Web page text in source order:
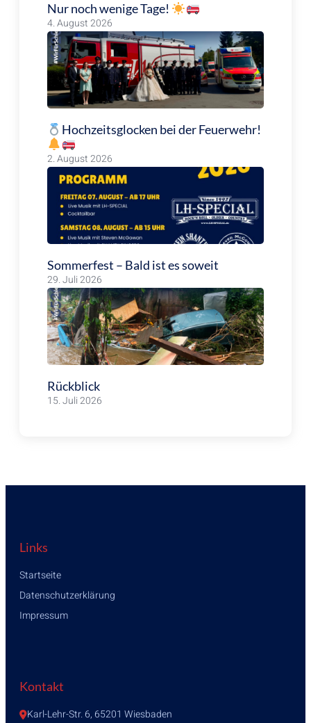
Nur noch wenige Tage!
4. August 2026
Hochzeitsglocken bei der Feuerwehr!
2. August 2026
Sommerfest – Bald ist es soweit
29. Juli 2026
Rückblick
15. Juli 2026
Links
Startseite
Datenschutzerklärung
Impressum
Kontakt
Karl-Lehr-Str. 6, 65201 Wiesbaden